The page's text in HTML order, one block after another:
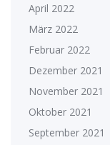
April 2022
März 2022
Februar 2022
Dezember 2021
November 2021
Oktober 2021
September 2021